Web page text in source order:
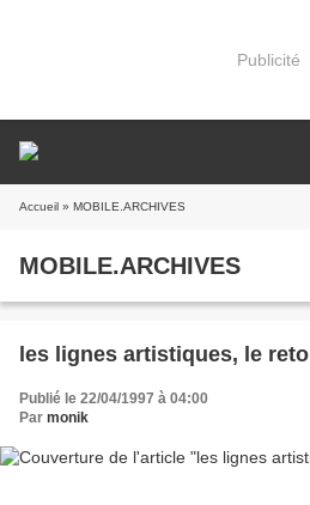
Publicité
Accueil » MOBILE.ARCHIVES
MOBILE.ARCHIVES
les lignes artistiques, le
Publié le 22/04/1997 à 04:00
Par monik